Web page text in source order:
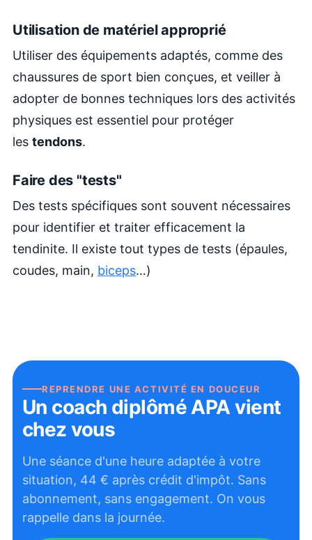
Utilisation de matériel approprié
Utiliser des équipements adaptés, comme des
chaussures de sport bien conçues, et veiller à
adopter de bonnes techniques lors des activités
physiques est essentiel pour protéger
les tendons.
Faire des "tests"
Des tests spécifiques sont souvent nécessaires
pour identifier et traiter efficacement la
tendinite. Il existe tout types de tests (épaules,
coudes, main, biceps…)
REPRENDRE UNE ACTIVITÉ EN DOUCEUR
Un coach diplômé APA vient
chez vous
Une séance d'une heure adaptée à votre
situation, 44 € après crédit d'impôt. Sans
abonnement, sans engagement. On vous
rappelle dans la journée.